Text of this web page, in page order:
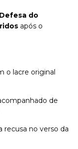
do
após o
o lacre original
de
recusa no verso da